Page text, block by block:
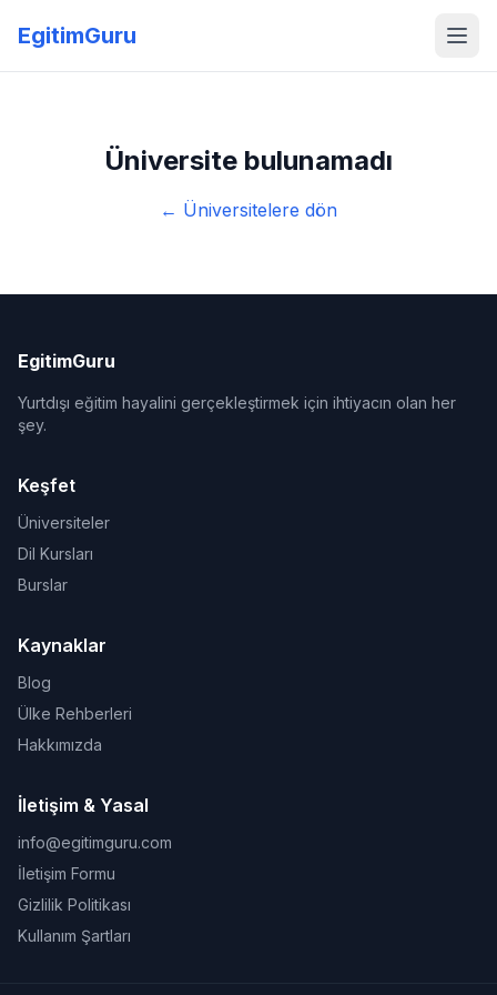
EgitimGuru
Üniversite bulunamadı
← Üniversitelere dön
EgitimGuru
Yurtdışı eğitim hayalini gerçekleştirmek için ihtiyacın olan her
şey.
Keşfet
Üniversiteler
Dil Kursları
Burslar
Kaynaklar
Blog
Ülke Rehberleri
Hakkımızda
İletişim & Yasal
info@egitimguru.com
İletişim Formu
Gizlilik Politikası
Kullanım Şartları